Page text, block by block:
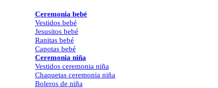
Ceremonia bebé
Vestidos bebé
Jesusitos bebé
Ranitas bebé
Capotas bebé
Ceremonia niña
Vestidos ceremonia niña
Chaquetas ceremonia niña
Boleros de niña